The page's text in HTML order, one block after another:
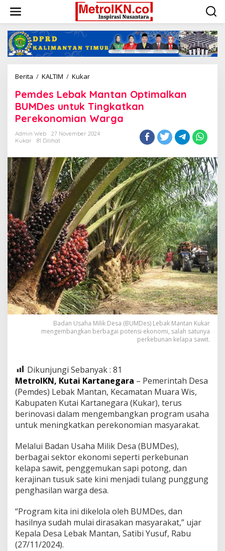
konten
Berita / KALTIM / KukarPemdes
Mantan
Optimalkan
BUMDes
untuk
Tingkatkan
Pemdes Lebak Mantan Optimalkan
BUMDes untuk Tingkatkan
Perekonomian Warga
Admin Web
27 November 2024
Kukar
81 Dilihat
Badan Usaha Milik Desa (BUMDes) Lebak Mantan Kukar
mengembangkan berbagai potensi ekonomi, salah satunya
perkebunan kelapa sawit.
Dikunjungi Sebanyak : 81
MetroIKN, Kutai Kartanegara – Pemerintah Desa
(Pemdes) Lebak Mantan, Kecamatan Muara Wis,
Kabupaten Kutai Kartanegara (Kukar), terus
berinovasi dalam mengembangkan program usaha
untuk meningkatkan perekonomian masyarakat.
Melalui Badan Usaha Milik Desa (BUMDes),
berbagai sektor ekonomi seperti perkebunan
kelapa sawit, penggemukan sapi potong, dan
kerajinan tusuk sate kini menjadi tulang punggung
penghasilan warga desa.
“Program kita ini dikelola oleh BUMDes, dan
hasilnya sudah mulai dirasakan masyarakat,” ujar
Kepala Desa Lebak Mantan, Satibi Yusuf, Rabu
(27/11/2024).